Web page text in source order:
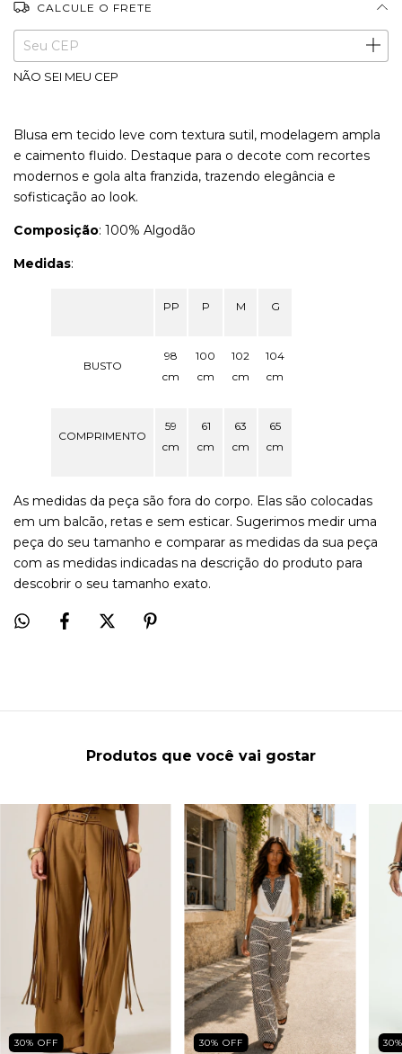
CALCULE O FRETE
Entregas para o CEP: ALTERAR CEP
NÃO SEI MEU CEP
Blusa em tecido leve com textura sutil, modelagem ampla
e caimento fluido. Destaque para o decote com recortes
modernos e gola alta franzida, trazendo elegância e
sofisticação ao look.
Composição: 100% Algodão
Medidas:
PP P M G
BUSTO
98
cm
100
cm
102
cm
104
cm
COMPRIMENTO
59
cm
61
cm
63
cm
65
cm
As medidas da peça são fora do corpo. Elas são colocadas
em um balcão, retas e sem esticar. Sugerimos medir uma
peça do seu tamanho e comparar as medidas da sua peça
com as medidas indicadas na descrição do produto para
descobrir o seu tamanho exato.
Produtos que você vai gostar
30% OFF 30% OFF 30